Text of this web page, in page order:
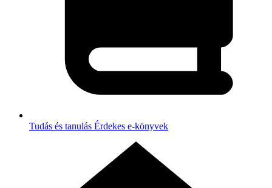
Tudás és tanulás Érdekes e-könyvek